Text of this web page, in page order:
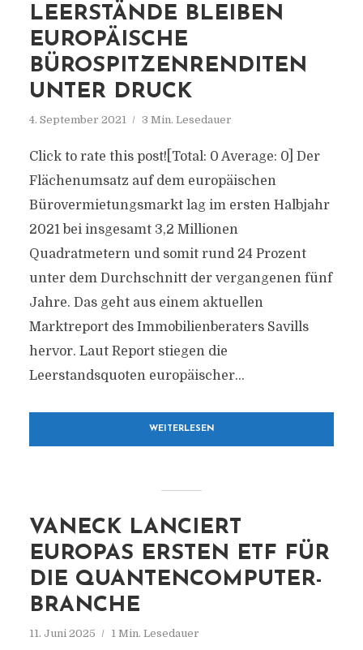
LEERSTÄNDE BLEIBEN
EUROPÄISCHE
BÜROSPITZENRENDITEN
UNTER DRUCK
4. September 2021 3 Min. Lesedauer
Click to rate this post![Total: 0 Average: 0] Der
Flächenumsatz auf dem europäischen
Bürovermietungsmarkt lag im ersten Halbjahr
2021 bei insgesamt 3,2 Millionen
Quadratmetern und somit rund 24 Prozent
unter dem Durchschnitt der vergangenen fünf
Jahre. Das geht aus einem aktuellen
Marktreport des Immobilienberaters Savills
hervor. Laut Report stiegen die
Leerstandsquoten europäischer...
WEITERLESEN
VANECK LANCIERT
EUROPAS ERSTEN ETF FÜR
DIE QUANTENCOMPUTER-
BRANCHE
11. Juni 2025 1 Min. Lesedauer